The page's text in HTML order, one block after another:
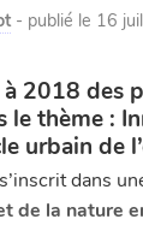
- publié le 16
2018 des
le thème :
urbain de
dans
de la nature